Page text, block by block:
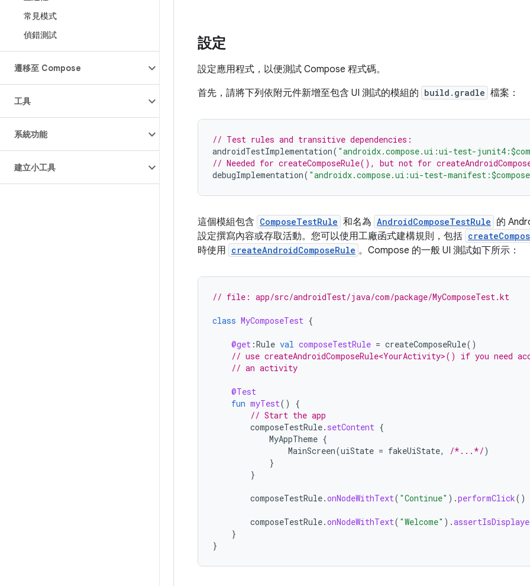
常見模式
偵錯測試
遷移至 Compose
工具
系統功能
建立小工具
設定
設定應用程式，以便測試 Compose 程式碼。
首先，請將下列依附元件新增至包含 UI 測試的模組的 build.gradle 檔案：
// Test rules and transitive dependencies:
androidTestImplementation( "androidx.compose.ui:ui-test-
// Needed for createComposeRule(), but not for
debugImplementation( "androidx.compose.ui:ui-test-
這個模組包含 ComposeTestRule 和名為 AndroidComposeTestRule 的
設定撰寫內容或存取活動。您可以使用工廠函式建構規則，包括
時使用 createAndroidComposeRule 。Compose 的一般 UI 測試如下所示：
// file: app/src/androidTest/java/com/package/MyComposeTest.kt
class MyComposeTest {
@get :Rule val composeTestRule = createComposeRule()
// use createAndroidComposeRule<YourActivity>() if you need
// an activity
@Test
fun myTest()
{
// Start the app
composeTestRule. setContent {
MyAppTheme {
MainScreen(uiState = fakeUiState, /*...*/)
}
}
composeTestRule.onNodeWithText( "Continue" ).performClick()
composeTestRule.onNodeWithText( "Welcome" ).
}
}